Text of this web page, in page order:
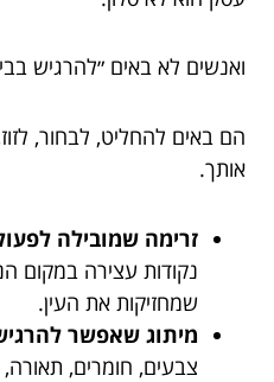
ואנשים לא באים ״להרגיש
הם באים להחליט, לבחור,
אותך.
זרימה שמובילה
נקודות עצירה במקום
שמחזיקות את העין.
מיתוג שאפשר
צבעים, חומרים, תאורה,